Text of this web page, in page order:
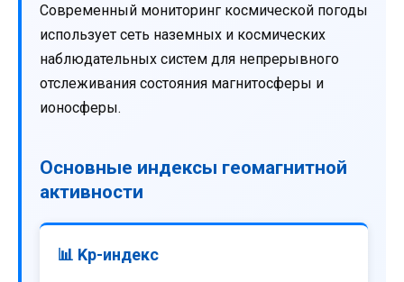
Современный мониторинг космической погоды
использует сеть наземных и космических
наблюдательных систем для непрерывного
отслеживания состояния магнитосферы и
ионосферы.
Основные индексы геомагнитной
активности
📊 Kp-индекс